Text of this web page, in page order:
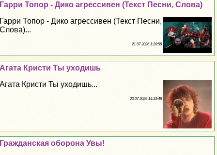
Гарри Топор - Дико агрессивен (Текст Песни, Слова)
Гарри Топор - Дико агрессивен (Текст Песни,
Слова)...
21 07 2026 1:20:58
Агата Кристи Ты уходишь
Агата Кристи Ты уходишь...
20 07 2026 14:33:48
Гражданская оборона Увы!